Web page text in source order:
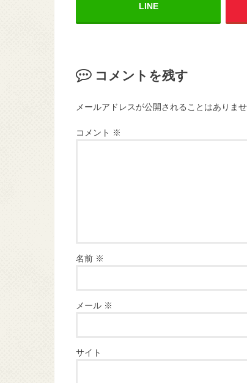
LINE
コメントを残す
メールアドレスが公開されることはありませ
コメント ※
名前 ※
メール ※
サイト